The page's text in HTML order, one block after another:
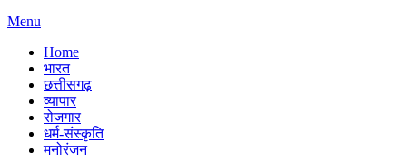
Menu
Home
भारत
छत्तीसगढ़
व्यापार
रोजगार
धर्म-संस्कृति
मनोरंजन